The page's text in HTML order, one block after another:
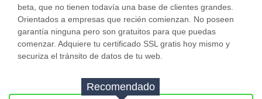
beta, que no tienen todavía una base de clientes grandes.
Orientados a empresas que recién comienzan. No poseen
garantía ninguna pero son gratuitos para que puedas
comenzar. Adquiere tu certificado SSL gratis hoy mismo y
securiza el tránsito de datos de tu web.
Recomendado